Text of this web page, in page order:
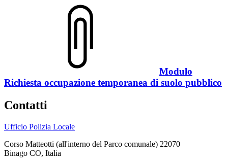
Modulo
Richiesta occupazione temporanea di suolo pubblico
Contatti
Ufficio Polizia Locale
Corso Matteotti (all'interno del Parco comunale) 22070
Binago CO, Italia